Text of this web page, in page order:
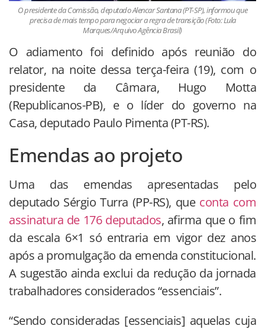
O presidente da Comissão, deputado Alencar Santana (PT-SP), informou que
precisa de mais tempo para negociar a regra de transição (Foto: Lula
Marques/Arquivo Agência Brasil)
O adiamento foi definido após reunião do
relator, na noite dessa terça-feira (19), com o
presidente da Câmara, Hugo Motta
(Republicanos-PB), e o líder do governo na
Casa, deputado Paulo Pimenta (PT-RS).
Emendas ao projeto
Uma das emendas apresentadas pelo
deputado Sérgio Turra (PP-RS), que conta com
assinatura de 176 deputados, afirma que o fim
da escala 6×1 só entraria em vigor dez anos
após a promulgação da emenda constitucional.
A sugestão ainda exclui da redução da jornada
trabalhadores considerados “essenciais”.
“Sendo consideradas [essenciais] aquelas cuja